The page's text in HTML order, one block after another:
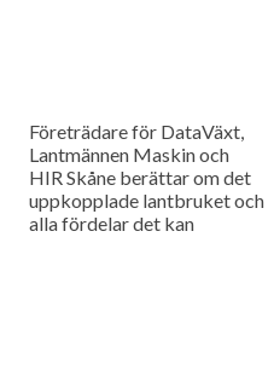
Företrädare för DataVäxt,
Lantmännen Maskin och
HIR Skåne berättar om det
uppkopplade lantbruket och
alla fördelar det kan